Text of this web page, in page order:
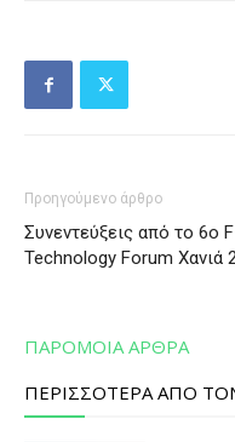
Προηγούμενο άρθρο
Συνεντεύξεις από το 6o
Technology Forum Χανιά
ΠΑΡΟΜΟΙΑ ΑΡΘΡΑ
ΠΕΡΙΣΣΟΤΕΡΑ ΑΠΟ